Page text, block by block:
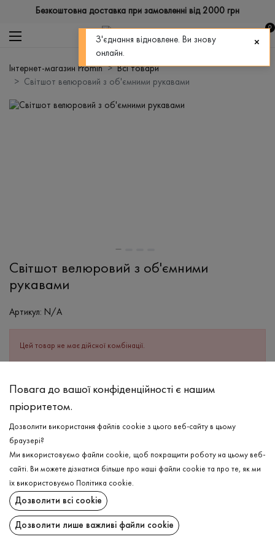
Безкоштовна доставка при замовленні від 2000 грн
0
Інтернет-магазин Promin
Всі товари
Світшот велюровий з об'ємними рукавами
Світшот велюровий з об'ємними
рукавами
Артикул: N/A
Цей товар не має дійсної комбінації.
ОПИС
СКЛАД
Бавовна - 80%, Поліестер - 20%
ДОГЛЯД
Прання в холодній воді (до 30 ° C)
Відбілювання заборонено
Прасувати при низькій температурі
Не можна віджимати і сушити в пральній машині
ДОСТАВКА
ПОВЕРНЕННЯ
Повага до вашої конфіденційності є нашим
пріоритетом.
Дозволити використання файлів cookie з цього веб-сайту в цьому
браузері?
Ми використовуємо файли cookie, щоб покращити роботу на цьому веб-
сайті. Ви можете дізнатися більше про наші файли cookie та про те, як ми
їх використовуємо
Політика cookie.
Дозволити всі cookie
Дозволити лише важливі файли cookie
З'єднання відновлене. Ви знову
онлайн.